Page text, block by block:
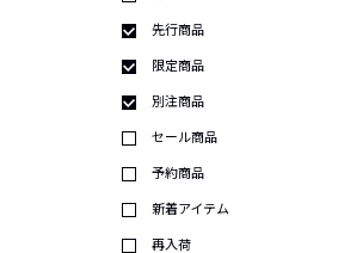
先行商品
限定商品
別注商品
セール商品
予約商品
新着アイテム
再入荷